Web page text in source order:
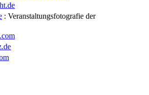
: Veranstaltungsfotografie der